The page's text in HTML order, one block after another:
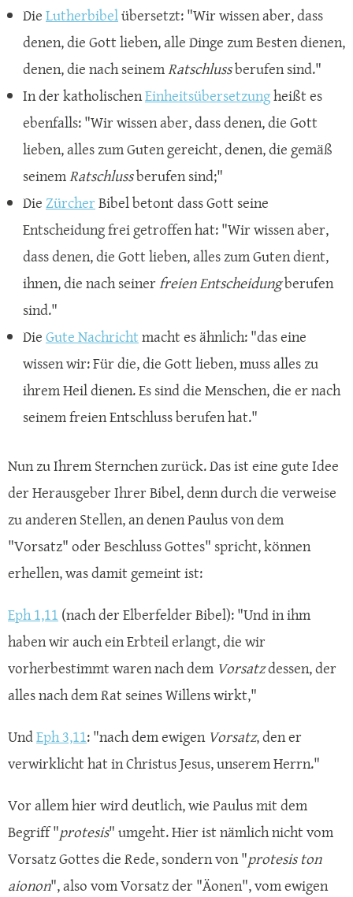
DieLutherbibelübersetzt: "Wir wissen aber, dass
denen, die Gott lieben, alle Dinge zum Besten dienen,
denen, die nach seinemRatschlussberufen sind."
In der katholischenEinheitsübersetzungheißt es
ebenfalls: "Wir wissen aber, dass denen, die Gott
lieben, alles zum Guten gereicht, denen, die gemäß
seinemRatschlussberufen sind;"
DieZürcherBibel betont dass Gott seine
Entscheidung frei getroffen hat: "Wir wissen aber,
dass denen, die Gott lieben, alles zum Guten dient,
ihnen, die nach seinerfreien Entscheidungberufen
sind."
DieGute Nachrichtmacht es ähnlich: "das eine
wissen wir: Für die, die Gott lieben, muss alles zu
ihrem Heil dienen. Es sind die Menschen, die er nach
seinem freien Entschluss berufen hat."
Nun zu Ihrem Sternchen zurück. Das ist eine gute Idee
der Herausgeber Ihrer Bibel, denn durch die verweise
zu anderen Stellen, an denen Paulus von dem
"Vorsatz" oder Beschluss Gottes" spricht, können
erhellen, was damit gemeint ist:
Eph 1,11 (nach der Elberfelder Bibel): "Und in ihm
haben wir auch ein Erbteil erlangt, die wir
vorherbestimmt waren nach dem Vorsatzdessen, der
alles nach dem Rat seines Willens wirkt,"
UndEph 3,11: "nach dem ewigen Vorsatz, den er
verwirklicht hat in Christus Jesus, unserem Herrn."
Vor allem hier wird deutlich, wie Paulus mit dem
Begriff "protesis" umgeht. Hier ist nämlich nicht vom
Vorsatz Gottes die Rede, sondern von "protesis ton
aionon", also vom Vorsatz der "Äonen", vom ewigen